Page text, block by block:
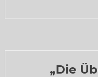
„Die